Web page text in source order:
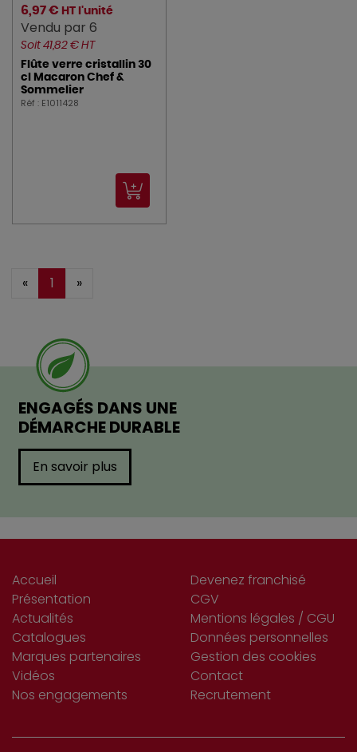
6,97 € HT l'unité
Vendu par 6
Soit 41,82 € HT
Flûte verre cristallin 30
cl Macaron Chef &
Sommelier
Réf : E1011428
« 1 »
ENGAGÉS DANS UNE
DÉMARCHE DURABLE
En savoir plus
Accueil
Présentation
Actualités
Catalogues
Marques partenaires
Vidéos
Nos engagements
Devenez franchisé
CGV
Mentions légales / CGU
Données personnelles
Gestion des cookies
Contact
Recrutement